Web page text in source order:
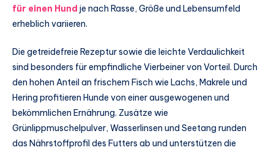
für einen Hund je nach Rasse, Größe und Lebensumfeld
erheblich variieren.
Die getreidefreie Rezeptur sowie die leichte Verdaulichkeit
sind besonders für empfindliche Vierbeiner von Vorteil. Durch
den hohen Anteil an frischem Fisch wie Lachs, Makrele und
Hering profitieren Hunde von einer ausgewogenen und
bekömmlichen Ernährung. Zusätze wie
Grünlippmuschelpulver, Wasserlinsen und Seetang runden
das Nährstoffprofil des Futters ab und unterstützen die